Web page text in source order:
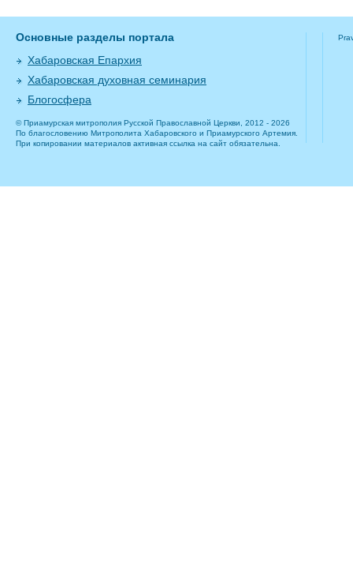
Основные разделы портала
Хабаровская Епархия
Хабаровская духовная семинария
Блогосфера
© Приамурская митрополия Русской Православной Церкви, 2012 - 2026
По благословению Митрополита Хабаровского и Приамурского Артемия.
При копировании материалов активная ссылка на сайт обязательна.